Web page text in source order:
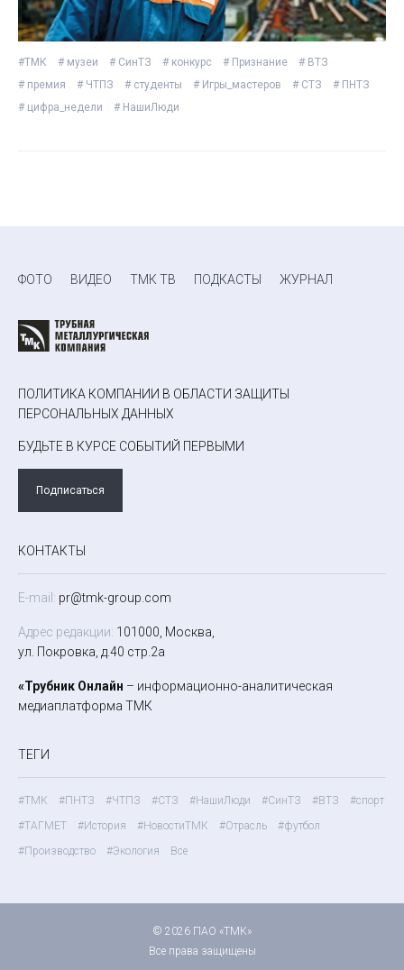
#ТМК # музеи # СинТЗ # конкурс # Признание
# ВТЗ
# премия
# ЧТПЗ # студенты # Игры_мастеров # СТЗ
# ПНТЗ
# цифра_недели
# НашиЛюди
ФОТО ВИДЕО ТМК ТВ ПОДКАСТЫ ЖУРНАЛ
ПОЛИТИКА КОМПАНИИ В ОБЛАСТИ ЗАЩИТЫ
ПЕРСОНАЛЬНЫХ ДАННЫХ
БУДЬТЕ В КУРСЕ СОБЫТИЙ ПЕРВЫМИ
Подписаться
КОНТАКТЫ
E-mail: pr@tmk-group.com
Адрес редакции: 101000, Москва,
ул. Покровка, д.40 стр.2а
«Трубник Онлайн – информационно-аналитическая
медиаплатформа ТМК
ТЕГИ
#ТМК #ПНТЗ #ЧТПЗ #СТЗ #НашиЛюди #СинТЗ #ВТЗ
#спорт
#ТАГМЕТ
#История #НовостиТМК #Отрасль
#футбол
#Производство
#Экология Все
© 2026 ПАО «ТМК»
Все права защищены